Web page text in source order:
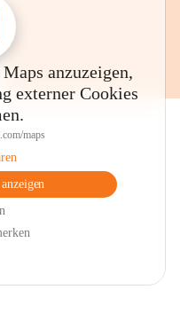
anzuzeigen,
externer Cookies
maps